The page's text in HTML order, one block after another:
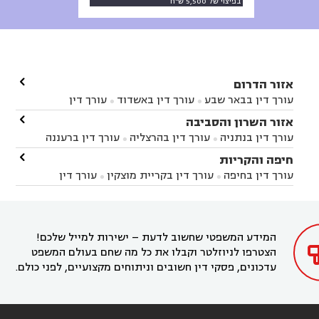
אזור הדרום
עורך דין בבאר שבע  עורך דין באשדוד 
עורך דין
באשקלון
עורך דין בבאר טוביה עורך דין בגן יבנה
עורך דין בניר הבנים עורך דין בערד
זיקים
עורך דין בנתיבות עורך דין בקרית מלאכי

אזור השרון והסביבה
עורך דין בנתניה  עורך דין בהרצליה  עורך דין ברעננה
עורך דין בחדרה עורך דין בכפר סבא
עורך דין בהוד
השרון
עורך דין באבן יהודה
עורך דין בחריש עורך דין בקיסריה עורך דין בקדימה

חיפה והקריות
עורך דין בחיפה  עורך דין בקריית מוצקין 
עורך דין
בקרית מוצקין
עורך דין בקריית אתא
עורך דין

המידע המשפטי שחשוב לדעת – ישירות למייל שלכם!
הצטרפו לניוזלטר וקבלו את כל מה שחם בעולם המשפט
עדכונים, פסקי דין חשובים וניתוחים מקצועיים, לפני כולם.